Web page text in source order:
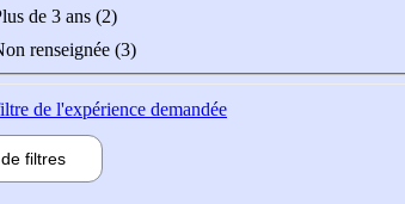
de 3 ans (2)
renseignée (3)
de l'expérience demandée
filtres